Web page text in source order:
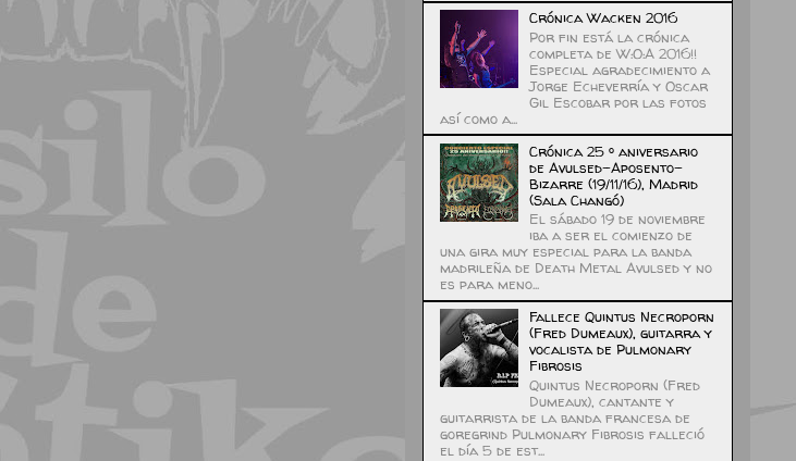
Crónica Wacken 2016
Por fin está la crónica
completa de W:O:A 2016!!
Especial agradecimiento a
Jorge Echeverría y Oscar
Gil Escobar por las fotos
así como a...
Crónica 25 º aniversario
de Avulsed-Aposento-
Bizarre (19/11/16), Madrid
(Sala Changó)
El sábado 19 de noviembre
iba a ser el comienzo de
una gira muy especial para la banda
madrileña de Death Metal Avulsed y no
es para meno...
Fallece Quintus Necroporn
(Fred Dumeaux), guitarra y
vocalista de Pulmonary
Fibrosis
Quintus Necroporn (Fred
Dumeaux), cantante y
guitarrista de la banda francesa de
goregrind Pulmonary Fibrosis falleció
el día 5 de est...